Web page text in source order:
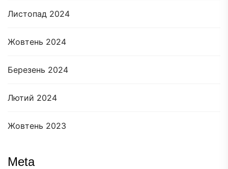
Листопад 2024
Жовтень 2024
Березень 2024
Лютий 2024
Жовтень 2023
Meta